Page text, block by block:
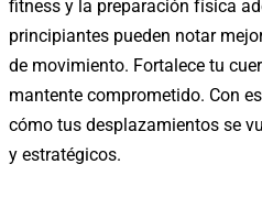
fitness y la preparación física
principiantes pueden notar
de movimiento. Fortalece tu
mantente comprometido. Con
cómo tus desplazamientos se
y estratégicos.